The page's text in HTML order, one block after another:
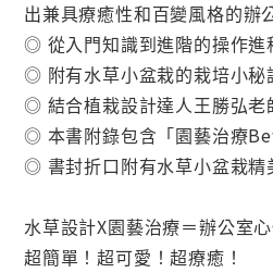
出兼具療癒性和百變風格的辦
◎ 從入門知識到進階的操作進
◎ 附有水草小盆栽的栽培小秘
◎ 結合植栽設計達人王勝弘老
◎ 本書附錄包含「園藝治療
◎ 書封折口附有水草小盆栽精
水草設計X園藝治療＝辦公室
超簡單！超可愛！超療癒！